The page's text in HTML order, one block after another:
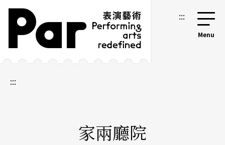
跳到主要內容區塊
網站導覽 :::
:::
家兩廳院